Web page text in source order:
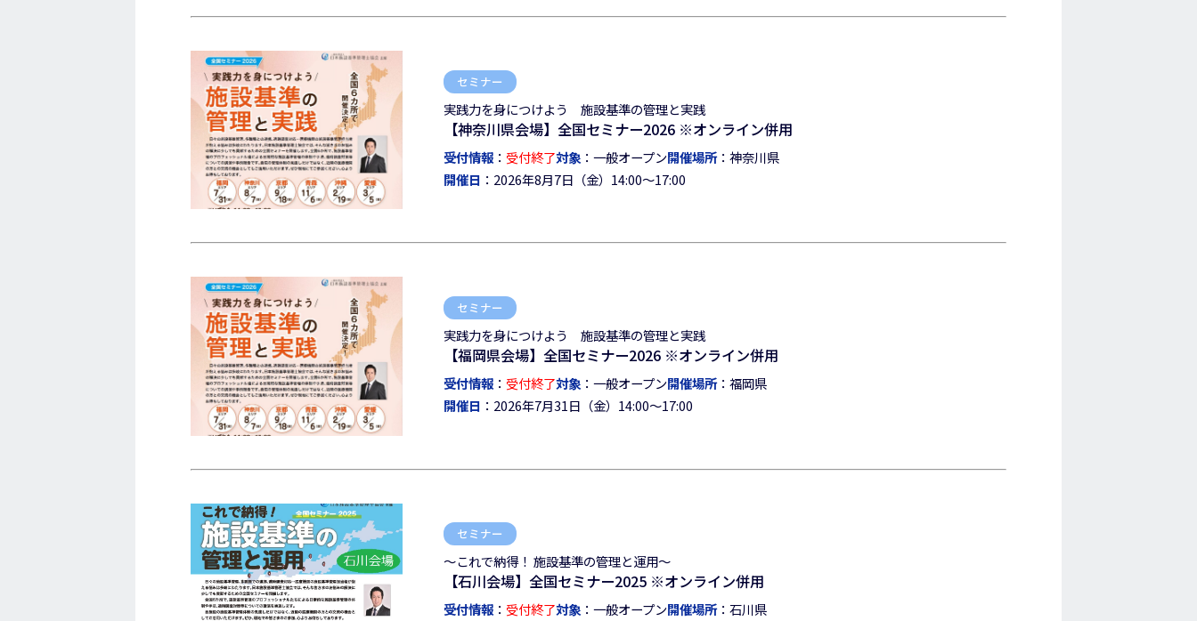
セミナー
実践力を身につけよう 施設基準の管理と実践
【神奈川県会場】全国セミナー2026 ※オンライン併用
受付情報 ： 受付終了対象 ：一般オープン開催場所：神奈川県
開催日 ：2026年8月7日（金）14:00～17:00
セミナー
実践力を身につけよう 施設基準の管理と実践
【福岡県会場】全国セミナー2026 ※オンライン併用
受付情報 ： 受付終了対象 ：一般オープン開催場所：福岡県
開催日 ：2026年7月31日（金）14:00～17:00
セミナー
～これで納得！ 施設基準の管理と運用～
【石川会場】全国セミナー2025 ※オンライン併用
受付情報： 受付終了対象：一般オープン開催場所：石川県